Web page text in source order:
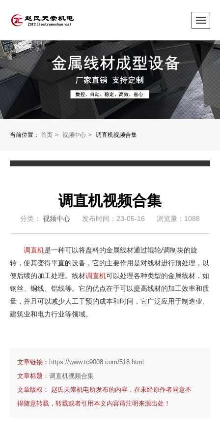
当前位置： 首页 视频中心 调直机视频合集
调直机视频合集
分类： 视频中心 发布时间：23-05-16 浏览量：1088
调直机是一种可以将盘料的金属线材通过辊轮/调制块的旋
转，使其变得平直的设备，它的主要作用是对线材进行预处理，以
便后续的加工处理。线材调直机可以处理各种类型的金属线材，如
钢丝、铜线、铝线等。它的优点在于可以提高线材的加工效率和质
量，并且可以减少人工干预的成本和时间，它广泛应用于制造业、
建筑业和电力行业等领域。
文章链接： https://www.tc9008.com/518.html
文章标题： 调直机视频合集
文章版权： 赵氏天崇机电所发布的内容，在未经原作者同意不
得随意转载，转载或者引用本文内容请注明来源出处！